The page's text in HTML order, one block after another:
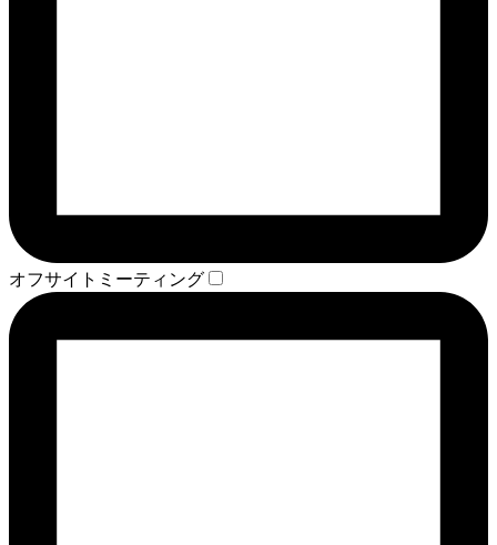
オフサイトミーティング